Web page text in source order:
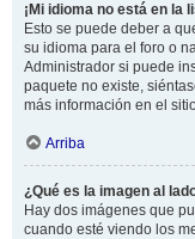
¡Mi idioma no está en la
Esto se puede deber a
su idioma para el foro o
Administrador si puede
paquete no existe,
más información en el
Arriba
¿Qué es la imagen al
Hay dos imágenes que
cuando esté viendo los